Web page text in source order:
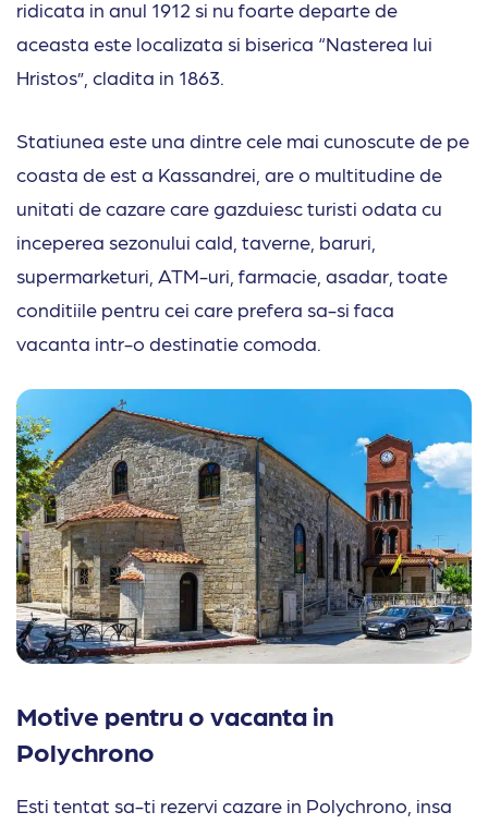
ridicata in anul 1912 si nu foarte departe de
aceasta este localizata si biserica “Nasterea lui
Hristos”, cladita in 1863.
Statiunea este una dintre cele mai cunoscute de pe
coasta de est a Kassandrei, are o multitudine de
unitati de cazare care gazduiesc turisti odata cu
inceperea sezonului cald, taverne, baruri,
supermarketuri, ATM-uri, farmacie, asadar, toate
conditiile pentru cei care prefera sa-si faca
vacanta intr-o destinatie comoda.
Motive pentru o vacanta in
Polychrono
Esti tentat sa-ti rezervi cazare in Polychrono, insa